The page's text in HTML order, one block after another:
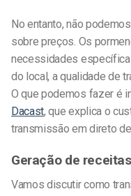
No entanto, não
sobre preços. Os
necessidades
do local, a qualidade de
O que podemos fazer é
Dacast, que explica o
transmissão em direto
Geração de receitas
Vamos discutir como